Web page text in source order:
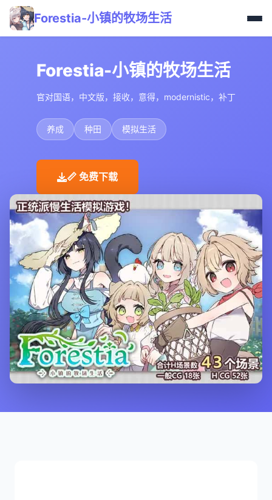
Forestia-小镇的牧场生活
Forestia-小镇的牧场生活
官对国语，中文版，接收，意得，modernistic，补丁
养成 种田 模拟生活
📏 免费下载